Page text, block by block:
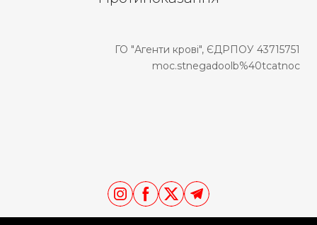
ГО "Агенти крові", ЄДРПОУ 43715751
moc.stnegadoolb%40tcatnoc